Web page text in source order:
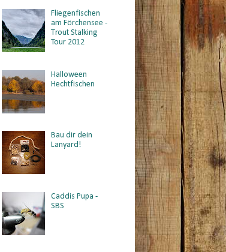
Fliegenfischen
am Förchensee -
Trout Stalking
Tour 2012
Halloween
Hechtfischen
Bau dir dein
Lanyard!
Caddis Pupa -
SBS